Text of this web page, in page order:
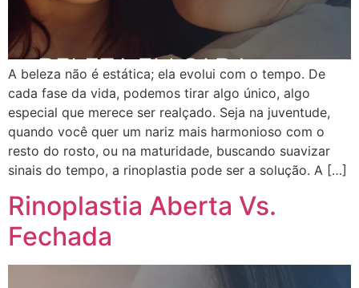
A beleza não é estática; ela evolui com o tempo. De
cada fase da vida, podemos tirar algo único, algo
especial que merece ser realçado. Seja na juventude,
quando você quer um nariz mais harmonioso com o
resto do rosto, ou na maturidade, buscando suavizar
sinais do tempo, a rinoplastia pode ser a solução. A […]
Rinoplastia Aberta Vs.
Fechada